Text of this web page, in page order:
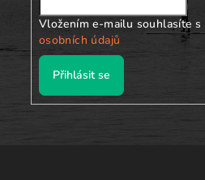
Vložením e-mailu souhlasíte s
osobních údajů
Přihlásit se